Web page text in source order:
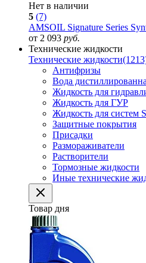
Нет в наличии
5 (7)
AMSOIL Signature Series
от 2 093 руб.
Технические жидкости
Технические жидкости
Антифризы
Вода
Жидкость для
Жидкость для ГУР
Жидкость для систем
Защитные покрытия
Присадки
Размораживатели
Растворители
Тормозные жидкости
Иные технические
Товар дня